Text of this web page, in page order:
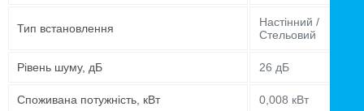
Тип встановлення
Настінний /
Стельовий
Рівень шуму, дБ 26 дБ
Споживана потужність, кВт 0,008 кВт